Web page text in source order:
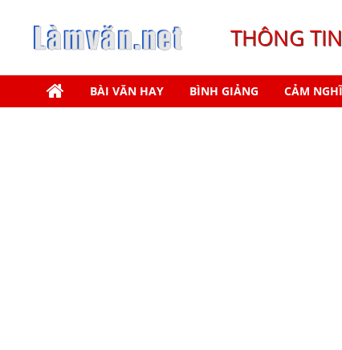
THÔNG
BÀI VĂN HAY BÌNH GIẢNG CẢM NGHĨ